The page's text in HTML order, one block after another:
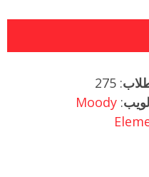
: 275
:
Moody